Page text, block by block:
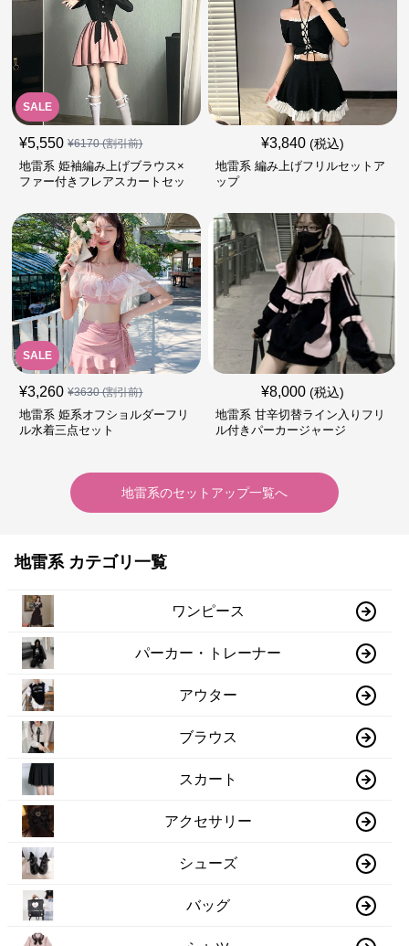
SALE
¥5,550 ¥6170(割引前)
地雷系 姫袖編み上げブラウス×
ファー付きフレアスカートセッ
¥3,840 (税込)
地雷系 編み上げフリルセットア
ップ
SALE
¥3,260 ¥3630(割引前)
地雷系 姫系オフショルダーフリ
ル水着三点セット
¥8,000 (税込)
地雷系 甘辛切替ライン入りフリ
ル付きパーカージャージ
地雷系のセットアップ一覧へ
地雷系 カテゴリ一覧
ワンピース
パーカー・トレーナー
アウター
ブラウス
スカート
アクセサリー
シューズ
バッグ